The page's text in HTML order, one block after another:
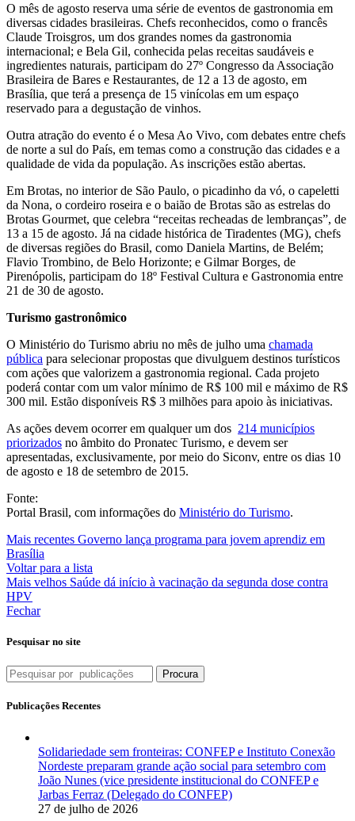
O mês de agosto reserva uma série de eventos de gastronomia em
diversas cidades brasileiras. Chefs reconhecidos, como o francês
Claude Troisgros, um dos grandes nomes da gastronomia
internacional; e Bela Gil, conhecida pelas receitas saudáveis e
ingredientes naturais, participam do 27º Congresso da Associação
Brasileira de Bares e Restaurantes, de 12 a 13 de agosto, em
Brasília, que terá a presença de 15 vinícolas em um espaço
reservado para a degustação de vinhos.
Outra atração do evento é o Mesa Ao Vivo, com debates entre chefs
de norte a sul do País, em temas como a construção das cidades e a
qualidade de vida da população. As inscrições estão abertas.
Em Brotas, no interior de São Paulo, o picadinho da vó, o capeletti
da Nona, o cordeiro roseira e o baião de Brotas são as estrelas do
Brotas Gourmet, que celebra “receitas recheadas de lembranças”, de
13 a 15 de agosto. Já na cidade histórica de Tiradentes (MG), chefs
de diversas regiões do Brasil, como Daniela Martins, de Belém;
Flavio Trombino, de Belo Horizonte; e Gilmar Borges, de
Pirenópolis, participam do 18º Festival Cultura e Gastronomia entre
21 de 30 de agosto.
Turismo gastronômico
O Ministério do Turismo abriu no mês de julho uma chamada
pública para selecionar propostas que divulguem destinos turísticos
com ações que valorizem a gastronomia regional. Cada projeto
poderá contar com um valor mínimo de R$ 100 mil e máximo de R$
300 mil. Estão disponíveis R$ 3 milhões para apoio às iniciativas.
As ações devem ocorrer em qualquer um dos 214 municípios
priorizados no âmbito do Pronatec Turismo, e devem ser
apresentadas, exclusivamente, por meio do Siconv, entre os dias 10
de agosto e 18 de setembro de 2015.
Fonte:
Portal Brasil, com informações do Ministério do Turismo.
Mais recentes Governo lança programa para jovem aprendiz em
Brasília
Voltar para a lista
Mais velhos Saúde dá início à vacinação da segunda dose contra
HPV
Fechar
Pesquisar no site
Procura
Publicações Recentes
Solidariedade sem fronteiras: CONFEP e Instituto Conexão
Nordeste preparam grande ação social para setembro com
João Nunes (vice presidente institucional do CONFEP e
Jarbas Ferraz (Delegado do CONFEP)
27 de julho de 2026